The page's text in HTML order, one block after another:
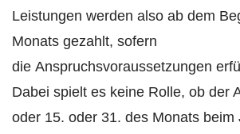
Leistungen werden also ab dem
Monats gezahlt, sofern
die Anspruchsvoraussetzungen
Dabei spielt es keine Rolle, ob der
oder 15. oder 31. des Monats beim